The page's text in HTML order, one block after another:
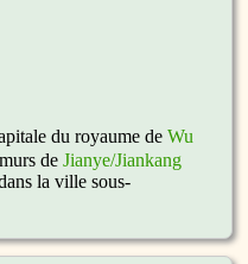
du royaume deWu
deJianye/Jiankang
la ville sous-